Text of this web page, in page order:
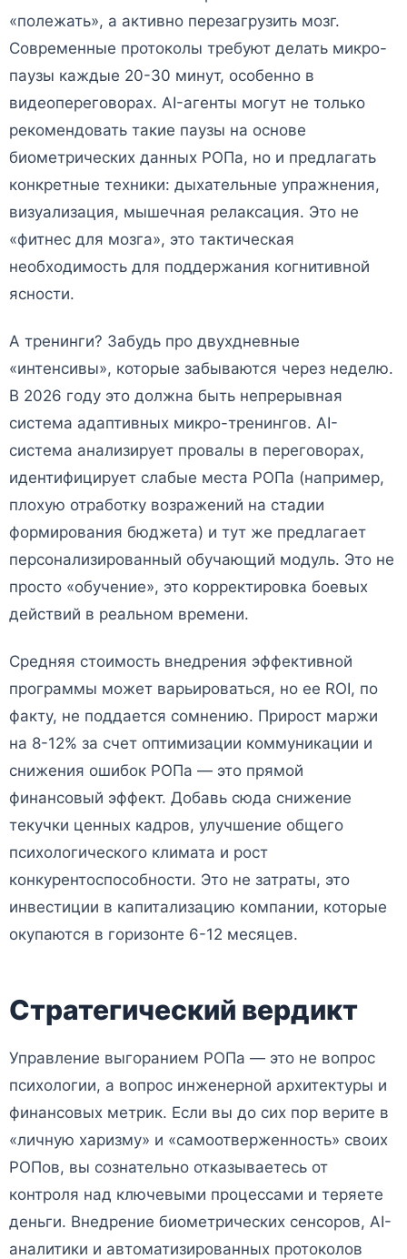
«полежать», а активно перезагрузить мозг.
Современные протоколы требуют делать микро-
паузы каждые 20-30 минут, особенно в
видеопереговорах. AI-агенты могут не только
рекомендовать такие паузы на основе
биометрических данных РОПа, но и предлагать
конкретные техники: дыхательные упражнения,
визуализация, мышечная релаксация. Это не
«фитнес для мозга», это тактическая
необходимость для поддержания когнитивной
ясности.
А тренинги? Забудь про двухдневные
«интенсивы», которые забываются через неделю.
В 2026 году это должна быть непрерывная
система адаптивных микро-тренингов. AI-
система анализирует провалы в переговорах,
идентифицирует слабые места РОПа (например,
плохую отработку возражений на стадии
формирования бюджета) и тут же предлагает
персонализированный обучающий модуль. Это не
просто «обучение», это корректировка боевых
действий в реальном времени.
Средняя стоимость внедрения эффективной
программы может варьироваться, но ее ROI, по
факту, не поддается сомнению. Прирост маржи
на 8-12% за счет оптимизации коммуникации и
снижения ошибок РОПа — это прямой
финансовый эффект. Добавь сюда снижение
текучки ценных кадров, улучшение общего
психологического климата и рост
конкурентоспособности. Это не затраты, это
инвестиции в капитализацию компании, которые
окупаются в горизонте 6-12 месяцев.
Стратегический вердикт
Управление выгоранием РОПа — это не вопрос
психологии, а вопрос инженерной архитектуры и
финансовых метрик. Если вы до сих пор верите в
«личную харизму» и «самоотверженность» своих
РОПов, вы сознательно отказываетесь от
контроля над ключевыми процессами и теряете
деньги. Внедрение биометрических сенсоров, AI-
аналитики и автоматизированных протоколов